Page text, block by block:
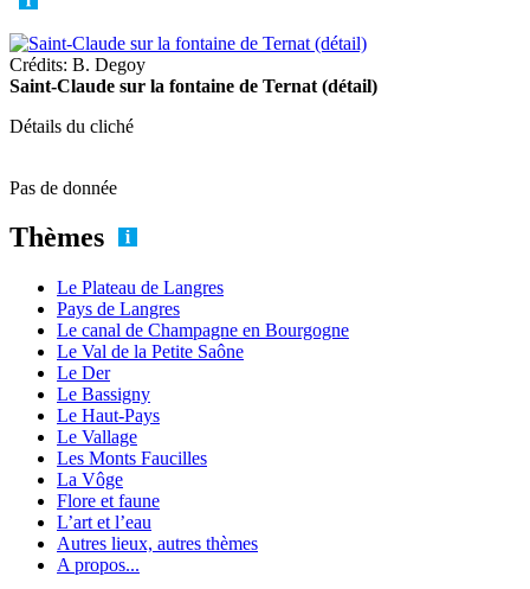
Crédits: B. Degoy
Saint-Claude sur la fontaine de Ternat (détail)
Détails du cliché
Pas de donnée
Thèmes
Le Plateau de Langres
Pays de Langres
Le canal de Champagne en Bourgogne
Le Val de la Petite Saône
Le Der
Le Bassigny
Le Haut-Pays
Le Vallage
Les Monts Faucilles
La Vôge
Flore et faune
L’art et l’eau
Autres lieux, autres thèmes
A propos...